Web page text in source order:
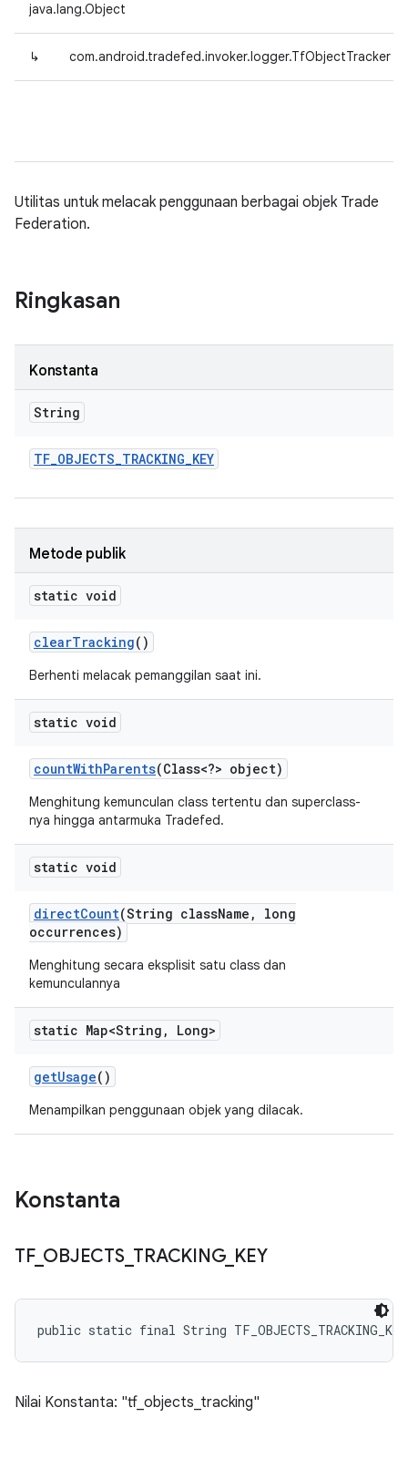
java.lang.Object
↳ com.android.tradefed.invoker.logger.TfObjectTracker
Utilitas untuk melacak penggunaan berbagai objek Trade
Federation.
Ringkasan
Konstanta
String
TF_OBJECTS_TRACKING_KEY
Metode publik
static void
clearTracking()
Berhenti melacak pemanggilan saat ini.
static void
countWithParents(Class<?> object)
Menghitung kemunculan class tertentu dan superclass-
nya hingga antarmuka Tradefed.
static void
directCount(String className ,
long
occurrences)
Menghitung secara eksplisit satu class dan
kemunculannya
static Map<String , Long>
getUsage()
Menampilkan penggunaan objek yang dilacak.
Konstanta
TF_ OBJECTS_ TRACKING_ KEY
public static final String TF_OBJECTS_TRACKING_KEY
Nilai Konstanta: "tf_objects_tracking"